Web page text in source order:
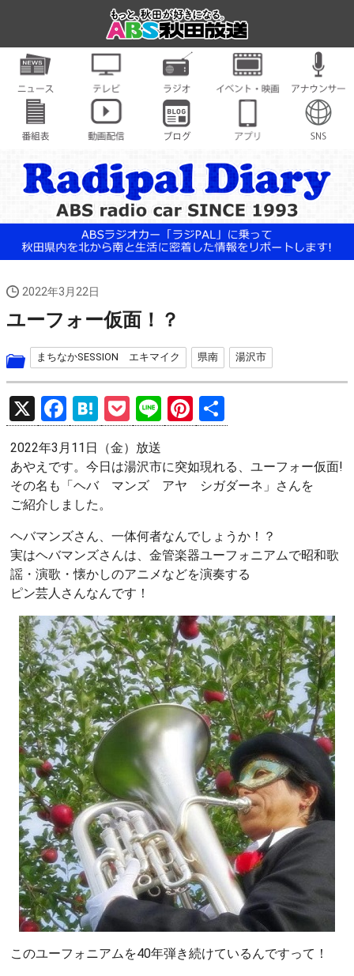
2022年3月22日
ユーフォー仮面！？
まちなかSESSION エキマイク 県南 湯沢市
X
F
a
ce
b
o
o
k
H
at
e
n
a
P
o
ck
et
Li
n
e
Pi
nt
er
es
有
2022年3月11日（金）放送
あやえです。今日は湯沢市に突如現れる、ユーフォー仮面!
その名も「ヘバ マンズ アヤ シガダーネ」さんを
ご紹介しました。
ヘバマンズさん、一体何者なんでしょうか！？
実はヘバマンズさんは、金管楽器ユーフォニアムで昭和歌
謡・演歌・懐かしのアニメなどを演奏する
ピン芸人さんなんです！
このユーフォニアムを40年弾き続けているんですって！